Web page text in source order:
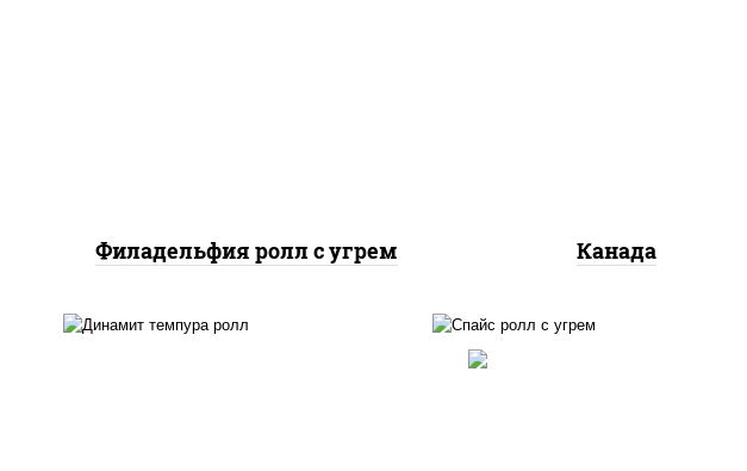
Филадельфия ролл с угрем Канада